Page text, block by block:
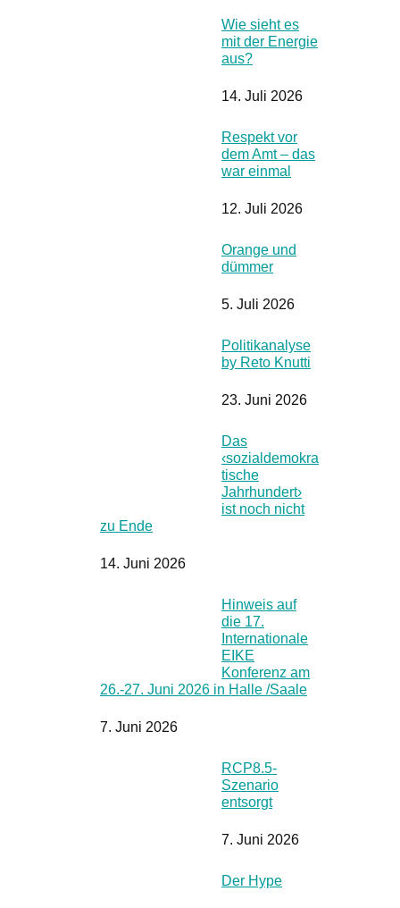
Wie sieht es
mit der Energie
aus?
14. Juli 2026
Respekt vor
dem Amt – das
war einmal
12. Juli 2026
Orange und
dümmer
5. Juli 2026
Politikanalyse
by Reto Knutti
23. Juni 2026
Das
‹sozialdemokra
tische
Jahrhundert›
ist noch nicht
zu Ende
14. Juni 2026
Hinweis auf
die 17.
Internationale
EIKE
Konferenz am
26.-27. Juni 2026 in Halle /Saale
7. Juni 2026
RCP8.5-
Szenario
entsorgt
7. Juni 2026
Der Hype